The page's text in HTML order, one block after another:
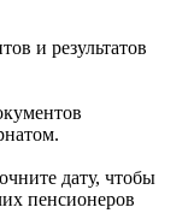
и результатов
дату, чтобы
пенсионеров